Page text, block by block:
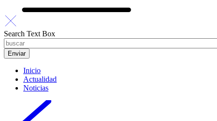
Search Text Box
Inicio
Actualidad
Noticias